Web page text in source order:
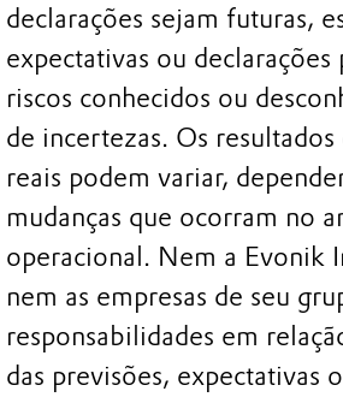
declarações sejam futuras,
expectativas ou
riscos conhecidos ou
de incertezas. Os
reais podem variar,
mudanças que ocorram no
operacional. Nem a Evonik
nem as empresas de seu
responsabilidades em
das previsões, expectativas